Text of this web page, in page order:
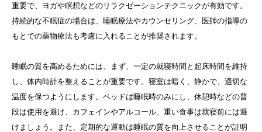
重要で、ヨガや瞑想などのリラクゼーションテクニックが有効です。
持続的な不眠症の場合は、睡眠療法やカウンセリング、医師の指導の
もとでの薬物療法も考慮に入れることが推奨されます。
睡眠の質を高めるためには、まず、一定の就寝時間と起床時間を維持
し、体内時計を整えることが重要です。寝室は暗く、静かで、適切な
温度を保つようにします。ベッドは睡眠時のみにし、休憩時などの普
段は使用を避け、カフェインやアルコール、重い食事は就寝前には避
けましょう。また、定期的な運動は睡眠の質を向上させることが証明